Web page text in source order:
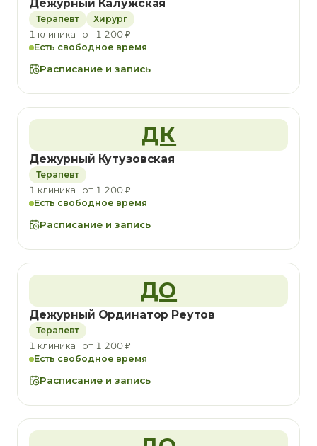
Дежурный Калужская
Терапевт Хирург
1 клиника · от 1 200 ₽
Есть свободное время
Расписание и запись
ДК
Дежурный Кутузовская
Терапевт
1 клиника · от 1 200 ₽
Есть свободное время
Расписание и запись
ДО
Дежурный Ординатор Реутов
Терапевт
1 клиника · от 1 200 ₽
Есть свободное время
Расписание и запись